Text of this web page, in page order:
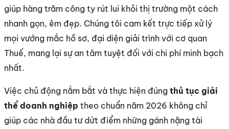
giúp hàng trăm công ty rút lui khỏi thị trường một cách
nhanh gọn, êm đẹp. Chúng tôi cam kết trực tiếp xử lý
mọi vướng mắc hồ sơ, đại diện giải trình với cơ quan
Thuế, mang lại sự an tâm tuyệt đối với chi phí minh bạch
nhất.
Việc chủ động nắm bắt và thực hiện đúng thủ tục giải
thể doanh nghiệp theo chuẩn năm 2026 không chỉ
giúp các nhà đầu tư dứt điểm những gánh nặng tài